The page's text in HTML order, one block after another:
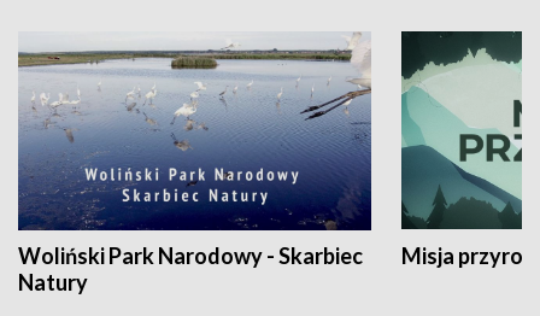
Woliński Park Narodowy - Skarbiec
Natury
Misja